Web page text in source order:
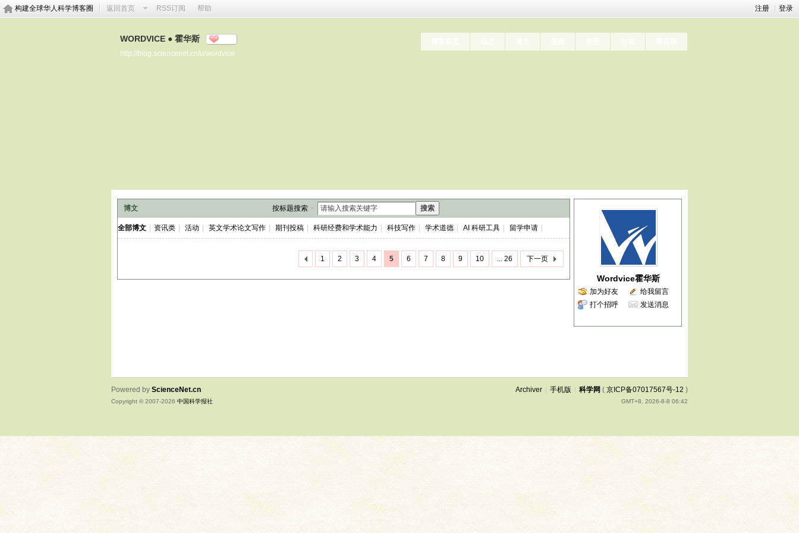
注册 登录
构建全球华人科学博客圈 返回首页 RSS订阅 帮助
WORDVICE ● 霍华斯
http://blog.sciencenet.cn/u/wordvice
博文 按标题搜索 搜索
全部博文 资讯类 活动 英文学术论文写作 期刊投稿 科研经费和学术能力 科技写作 学术道德 AI 科研工具 留学申请
1 2 3 4 5 6 7 8 9 10 ... 26 下一页
Wordvice霍华斯
加为好友
给我留言
打个招呼
发送消息
Archiver 手机版 科学网 ( 京ICP备07017567号-12 )
GMT+8, 2026-8-8 06:42
Powered by ScienceNet.cn
Copyright © 2007-2026 中国科学报社